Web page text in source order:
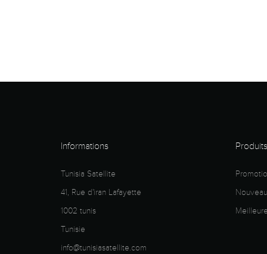
Informations
Tunisia Satellite
41, Rue d'iran Lafayette
1002 tunis
Tunisie
info@tunisiasatellite.com
Produits